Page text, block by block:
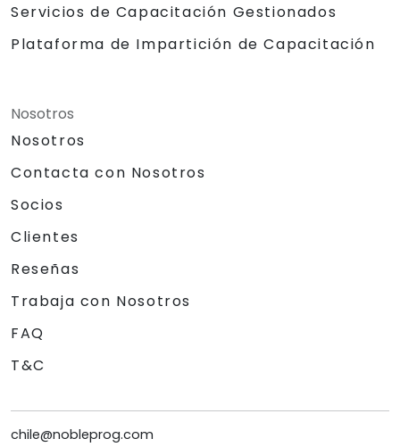
Servicios de Capacitación Gestionados
Plataforma de Impartición de Capacitación
Nosotros
Nosotros
Contacta con Nosotros
Socios
Clientes
Reseñas
Trabaja con Nosotros
FAQ
T&C
chile@nobleprog.com